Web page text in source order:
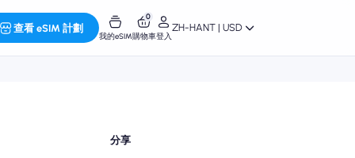
查看 eSIM 計劃
我的eSIM
0
購物車登入
ZH-HANT | USD
分享